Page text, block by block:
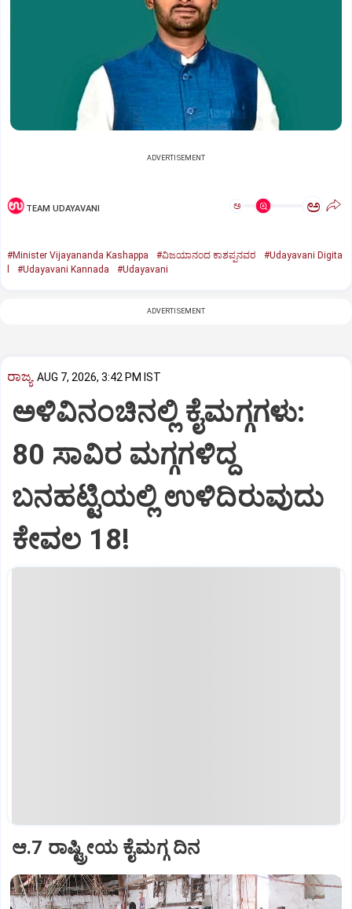
ADVERTISEMENT
TEAM UDAYAVANI ಅ ಅ
#Minister Vijayananda Kashappa #ವಿಜಯಾನಂದ ಕಾಶಪ್ಪನವರ
#Udayavani Digita
#Udayavani Kannada #Udayavani
ADVERTISEMENT
ರಾಜ್ಯ AUG 7, 2026, 3:42 PM IST
ಅಳಿವಿನಂಚಿನಲ್ಲಿ ಕೈಮಗ್ಗಗಳು:
80 ಸಾವಿರ ಮಗ್ಗಗಳಿದ್ದ
ಬನಹಟ್ಟಿಯಲ್ಲಿ ಉಳಿದಿರುವುದು
ಕೇವಲ 18!
ಆ.7 ರಾಷ್ಟ್ರೀಯ ಕೈಮಗ್ಗ ದಿನ